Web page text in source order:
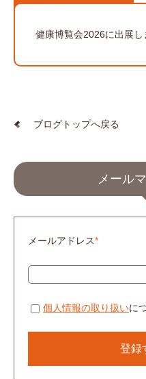
健康博覧会2026に出展し
ブログトップへ戻る
メール
メールアドレス*
個人情報の取り扱いに